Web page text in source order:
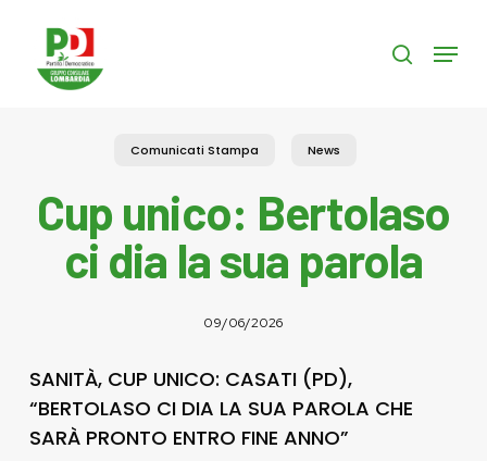
content
search
Menu
Comunicati Stampa News
Cup unico: Bertolaso
ci dia la sua parola
09/06/2026
SANITÀ, CUP UNICO: CASATI (PD),
“BERTOLASO CI DIA LA SUA PAROLA CHE
SARÀ PRONTO ENTRO FINE ANNO”